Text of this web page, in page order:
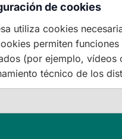
de cookies
utiliza cookies
permiten
(por ejemplo,
técnico de los